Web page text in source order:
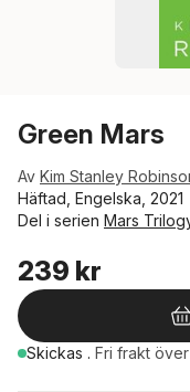
Green Mars
Av Kim Stanley
Häftad, Engelska, 2021
Del i serien Mars
239 kr
Skickas . Fri frakt